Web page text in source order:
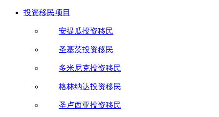
投资移民项目
安提瓜投资移民
圣基茨投资移民
多米尼克投资移民
格林纳达投资移民
圣卢西亚投资移民